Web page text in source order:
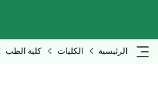
الرئيسية الكليات كلية الطب